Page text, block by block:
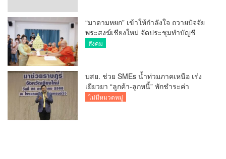
“มาดามหยก” เข้าให้กำลังใจ ถวายปัจจัย
พระสงฆ์เชียงใหม่ จัดประชุมทำบัญชี
รายรับรายจ่ายของวัด กว่า 300 รูป ที่วัด
สังคม
บสย. ช่วย SMEs น้ำท่วมภาคเหนือ เร่ง
เยียวยา “ลูกค้า-ลูกหนี้” พักชำระค่า
ธรรมเนียม-ค่างวด
ไม่มีหมวดหมู่